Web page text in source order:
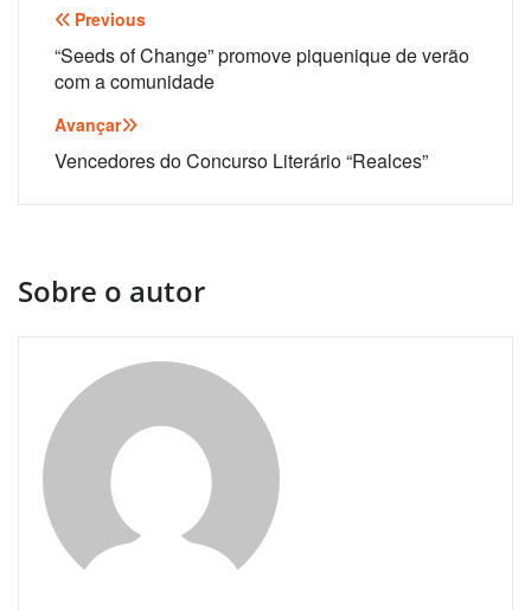
Navegação
de
artigos
Previous
“Seeds of Change” promove piquenique de verão
com a comunidade
Avançar
Vencedores do Concurso Literário “Realces”
Sobre o autor